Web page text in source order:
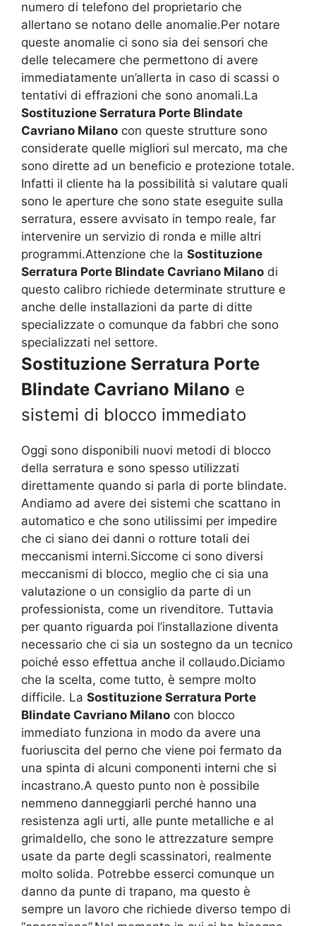
numero di telefono del proprietario che
allertano se notano delle anomalie.Per notare
queste anomalie ci sono sia dei sensori che
delle telecamere che permettono di avere
immediatamente un’allerta in caso di scassi o
tentativi di effrazioni che sono anomali.La
Sostituzione Serratura Porte Blindate
Cavriano Milano con queste strutture sono
considerate quelle migliori sul mercato, ma che
sono dirette ad un beneficio e protezione totale.
Infatti il cliente ha la possibilità si valutare quali
sono le aperture che sono state eseguite sulla
serratura, essere avvisato in tempo reale, far
intervenire un servizio di ronda e mille altri
programmi.Attenzione che la Sostituzione
Serratura Porte Blindate Cavriano Milano di
questo calibro richiede determinate strutture e
anche delle installazioni da parte di ditte
specializzate o comunque da fabbri che sono
specializzati nel settore.
Sostituzione Serratura Porte
Blindate Cavriano Milano e
sistemi di blocco immediato
Oggi sono disponibili nuovi metodi di blocco
della serratura e sono spesso utilizzati
direttamente quando si parla di porte blindate.
Andiamo ad avere dei sistemi che scattano in
automatico e che sono utilissimi per impedire
che ci siano dei danni o rotture totali dei
meccanismi interni.Siccome ci sono diversi
meccanismi di blocco, meglio che ci sia una
valutazione o un consiglio da parte di un
professionista, come un rivenditore. Tuttavia
per quanto riguarda poi l’installazione diventa
necessario che ci sia un sostegno da un tecnico
poiché esso effettua anche il collaudo.Diciamo
che la scelta, come tutto, è sempre molto
difficile. La Sostituzione Serratura Porte
Blindate Cavriano Milano con blocco
immediato funziona in modo da avere una
fuoriuscita del perno che viene poi fermato da
una spinta di alcuni componenti interni che si
incastrano.A questo punto non è possibile
nemmeno danneggiarli perché hanno una
resistenza agli urti, alle punte metalliche e al
grimaldello, che sono le attrezzature sempre
usate da parte degli scassinatori, realmente
molto solida. Potrebbe esserci comunque un
danno da punte di trapano, ma questo è
sempre un lavoro che richiede diverso tempo di